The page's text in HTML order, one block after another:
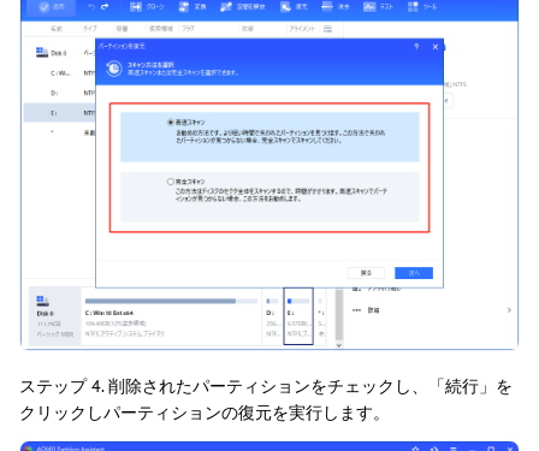
ステップ 4. 削除されたパーティションをチェックし、「続行」を
クリックしパーティションの復元を実行します。